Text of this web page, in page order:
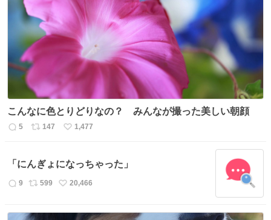
ト
数
ね
数
こんなに色とりどりなの？ みんなが撮った美しい朝顔
返
数
5
リ
ス
ト
数
147
い
ね
数
1,477
「にんぎょになっちゃった」
返
数
9
リ
ス
599
い
ね
20,466